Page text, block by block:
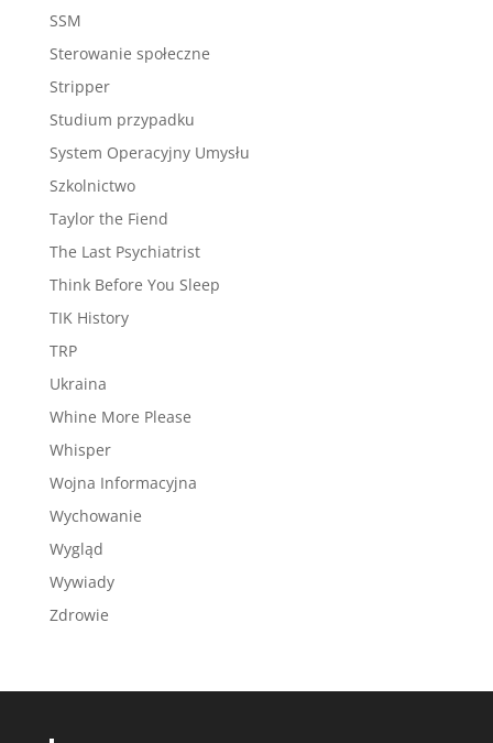
SSM
Sterowanie społeczne
Stripper
Studium przypadku
System Operacyjny Umysłu
Szkolnictwo
Taylor the Fiend
The Last Psychiatrist
Think Before You Sleep
TIK History
TRP
Ukraina
Whine More Please
Whisper
Wojna Informacyjna
Wychowanie
Wygląd
Wywiady
Zdrowie